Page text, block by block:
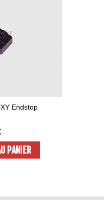
Endstop
PANIER